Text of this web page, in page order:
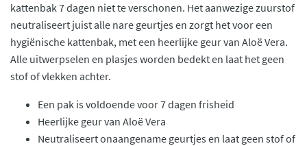
kattenbak 7 dagen niet te verschonen. Het aanwezige zuurstof
neutraliseert juist alle nare geurtjes en zorgt het voor een
hygiënische kattenbak, met een heerlijke geur van Aloë Vera.
Alle uitwerpselen en plasjes worden bedekt en laat het geen
stof of vlekken achter.
Een pak is voldoende voor 7 dagen frisheid
Heerlijke geur van Aloë Vera
Neutraliseert onaangename geurtjes en laat geen stof of